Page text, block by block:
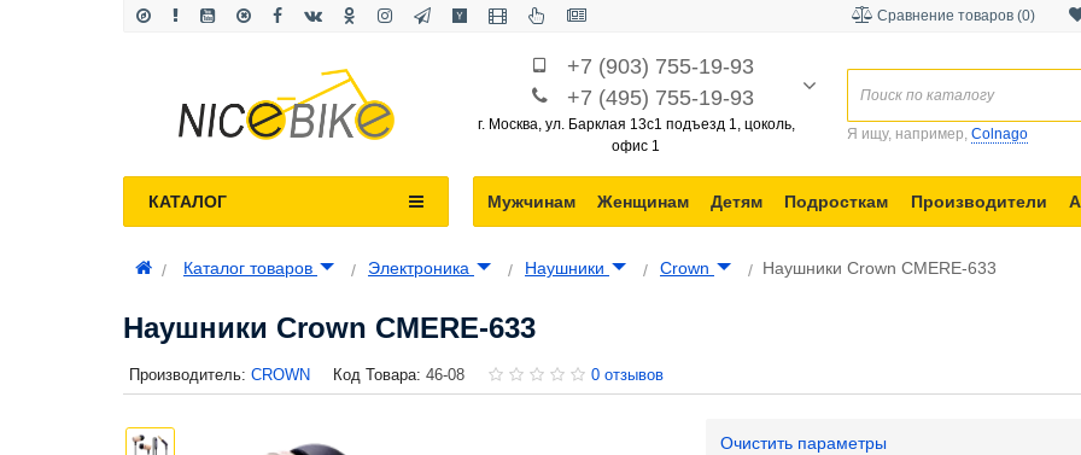
Сравнение товаров (0)
+7 (903) 755-19-93
+7 (495) 755-19-93
г. Москва, ул. Барклая 13с1 подъезд 1, цоколь,
офис 1
Я ищу, например, Colnago
Мужчинам Женщинам Детям Подросткам Производители
КАТАЛОГ
Каталог товаров Электроника Наушники Crown Наушники Crown CMERE-633
Наушники Crown CMERE-633
Производитель: CROWN Код Товара: 46-08 0 отзывов
Очистить параметры